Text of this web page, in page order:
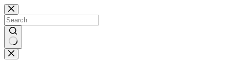
Skip
to
content
No
results